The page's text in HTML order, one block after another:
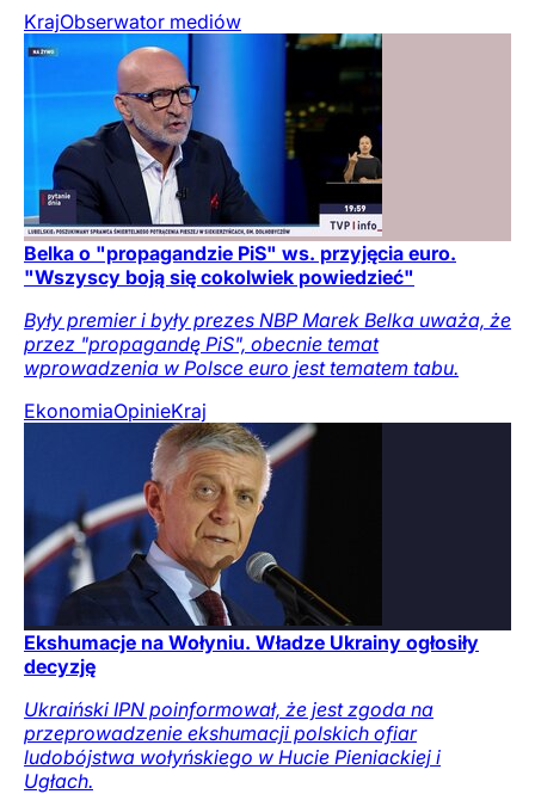
KrajObserwator mediów
Belka o "propagandzie PiS" ws. przyjęcia euro.
"Wszyscy boją się cokolwiek powiedzieć"
Były premier i były prezes NBP Marek Belka uważa, że
przez "propagandę PiS", obecnie temat
wprowadzenia w Polsce euro jest tematem tabu.
EkonomiaOpinieKraj
Ekshumacje na Wołyniu. Władze Ukrainy ogłosiły
decyzję
Ukraiński IPN poinformował, że jest zgoda na
przeprowadzenie ekshumacji polskich ofiar
ludobójstwa wołyńskiego w Hucie Pieniackiej i
Ugłach.